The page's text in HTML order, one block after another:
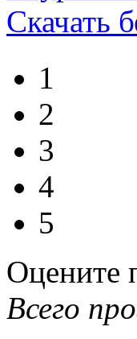
Скачать
1
2
3
4
5
Оцените
Всего